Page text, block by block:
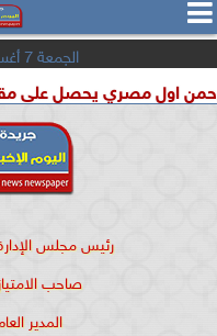

الجمعة 7 أغسطس 2026
مصري يحصل على مقعد
رئيس مجلس
صاحب الامتياز
المدير